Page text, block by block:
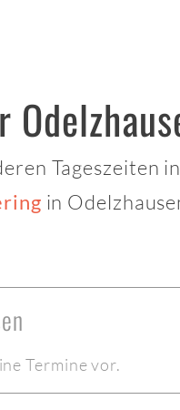
Tageszeiten in
in
Termine vor.